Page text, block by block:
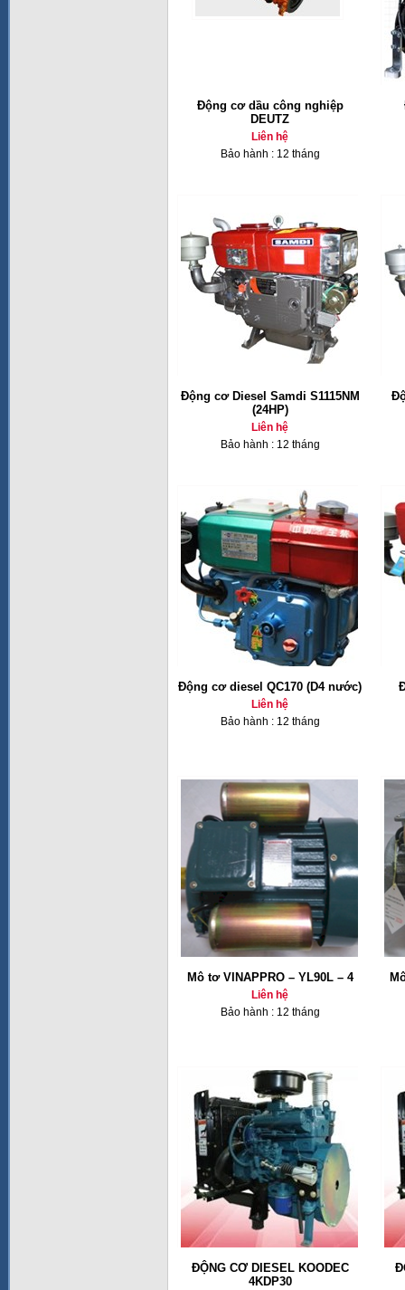
Động cơ dầu công nghiệp
DEUTZ
Liên hệ
Bảo hành : 12 tháng
Động cơ Diesel Samdi S1115NM
(24HP)
Liên hệ
Bảo hành : 12 tháng
Động cơ diesel QC170 (D4 nước)
Liên hệ
Bảo hành : 12 tháng
Mô tơ VINAPPRO – YL90L – 4
Liên hệ
Bảo hành : 12 tháng
ĐỘNG CƠ DIESEL KOODEC
4KDP30